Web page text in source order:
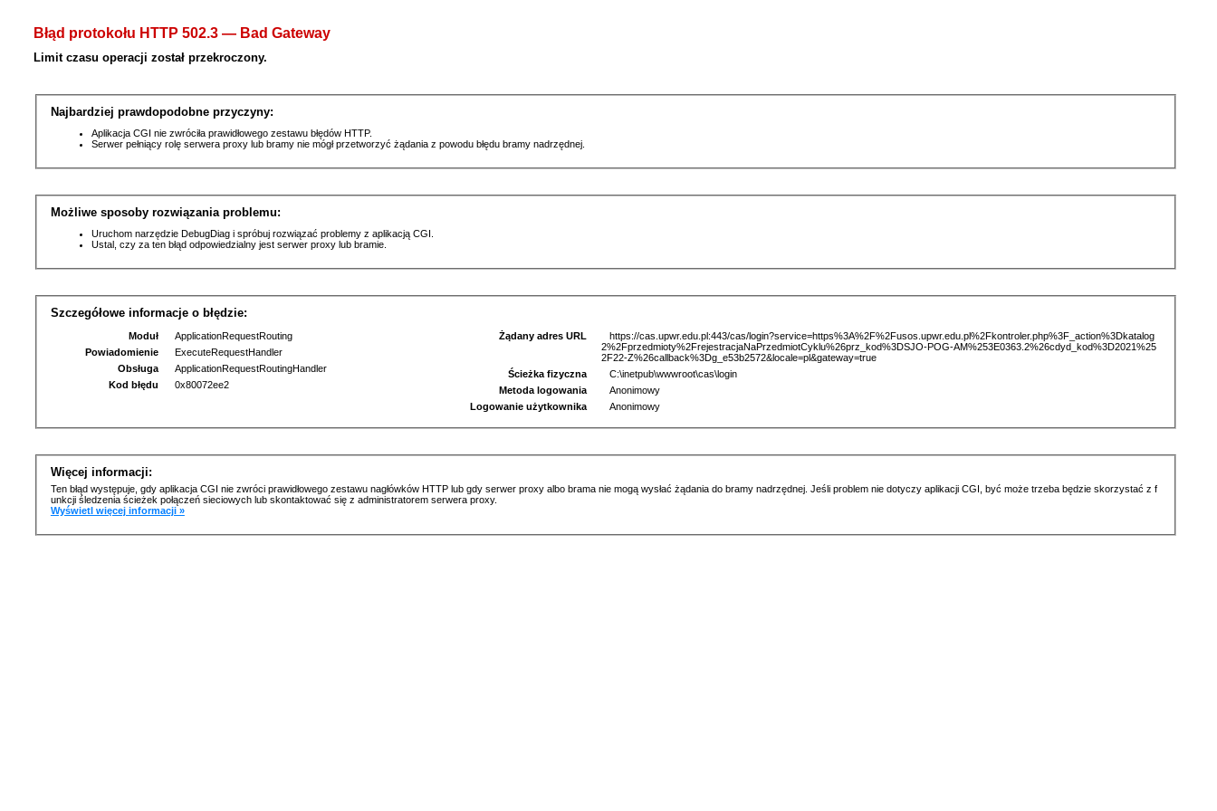
Błąd protokołu HTTP 502.3 — Bad Gateway
Limit czasu operacji został przekroczony.
Najbardziej prawdopodobne przyczyny:
Aplikacja CGI nie zwróciła prawidłowego zestawu błędów HTTP.
Serwer pełniący rolę serwera proxy lub bramy nie mógł przetworzyć żądania z powodu błędu bramy nadrzędnej.
Możliwe sposoby rozwiązania problemu:
Uruchom narzędzie DebugDiag i spróbuj rozwiązać problemy z aplikacją CGI.
Ustal, czy za ten błąd odpowiedzialny jest serwer proxy lub bramie.
Szczegółowe informacje o błędzie:
Moduł
ApplicationRequestRouting
Powiadomienie
ExecuteRequestHandler
Obsługa
ApplicationRequestRoutingHandler
Kod błędu
0x80072ee2
Żądany adres URL
https://cas.upwr.edu.pl:443/cas/login?service=https%3A%2F%2Fusos.upwr.edu.pl%2Fkontroler.php%3F_action%3Dkatalog
2%2Fprzedmioty%2FrejestracjaNaPrzedmiotCyklu%26prz_kod%3DSJO-POG-AM%253E0363.2%26cdyd_kod%3D2021%25
2F22-Z%26callback%3Dg_e53b2572&locale=pl&gateway=true
Ścieżka fizyczna
C:\inetpub\wwwroot\cas\login
Metoda logowania
Anonimowy
Logowanie użytkownika
Anonimowy
Więcej informacji:
Ten błąd występuje, gdy aplikacja CGI nie zwróci prawidłowego zestawu nagłówków HTTP lub gdy serwer proxy albo brama nie mogą wysłać żądania do bramy nadrzędnej. Jeśli problem nie dotyczy aplikacji CGI, być może trzeba będzie skorzystać z f
unkcji śledzenia ścieżek połączeń sieciowych lub skontaktować się z administratorem serwera proxy.
Wyświetl więcej informacji »